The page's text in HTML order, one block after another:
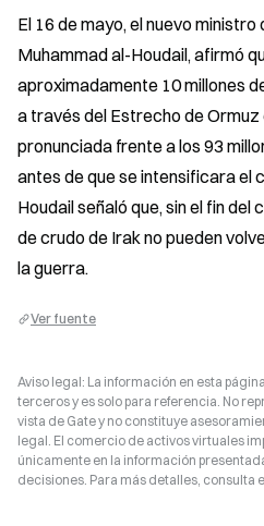
El 16 de mayo, el nuevo
Muhammad al-Houdail, afirmó
aproximadamente 10 millones
a través del Estrecho de Ormuz
pronunciada frente a los 93
antes de que se intensificara el
Houdail señaló que, sin el fin
de crudo de Irak no pueden
la guerra.
Ver fuente
Aviso legal: La información en esta
terceros y es solo para referencia. No
vista de Gate y no constituye
legal. El comercio de activos virtuales
únicamente en la información
decisiones. Para más detalles, consulta